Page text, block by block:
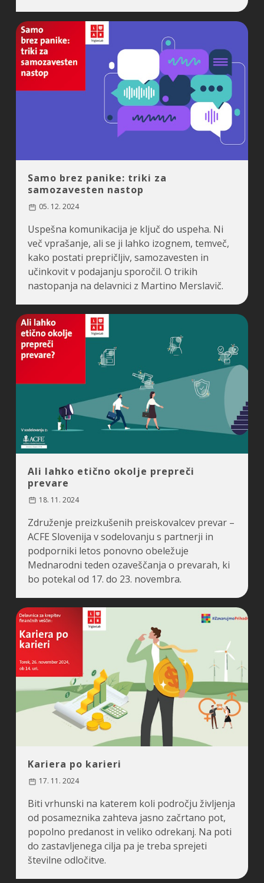
Samo brez panike: triki za
samozavesten nastop
05. 12. 2024
Uspešna komunikacija je ključ do uspeha. Ni
več vprašanje, ali se ji lahko izognem, temveč,
kako postati prepričljiv, samozavesten in
učinkovit v podajanju sporočil. O trikih
nastopanja na delavnici z Martino Merslavič.
Ali lahko etično okolje prepreči
prevare
18. 11. 2024
Združenje preizkušenih preiskovalcev prevar –
ACFE Slovenija v sodelovanju s partnerji in
podporniki letos ponovno obeležuje
Mednarodni teden ozaveščanja o prevarah, ki
bo potekal od 17. do 23. novembra.
Kariera po karieri
17. 11. 2024
Biti vrhunski na katerem koli področju življenja
od posameznika zahteva jasno začrtano pot,
popolno predanost in veliko odrekanj. Na poti
do zastavljenega cilja pa je treba sprejeti
številne odločitve.